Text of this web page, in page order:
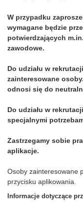
W przypadku
wymagane będzie
potwierdzających
zawodowe.
Do udziału w
zainteresowane
odnosi się do
Do udziału w
specjalnymi
Zastrzegamy sobie
aplikacje.
Osoby zainteresowane
przycisku aplikowania.
Informacje dotyczące